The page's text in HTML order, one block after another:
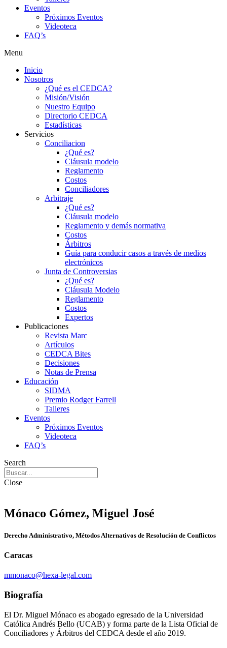
Eventos
Próximos Eventos
Videoteca
FAQ’s
Menu
Inicio
Nosotros
¿Qué es el CEDCA?
Misión/Visión
Nuestro Equipo
Directorio CEDCA
Estadísticas
Servicios
Conciliacion
¿Qué es?
Cláusula modelo
Reglamento
Costos
Conciliadores
Arbitraje
¿Qué es?
Cláusula modelo
Reglamento y demás normativa
Costos
Árbitros
Guía para conducir casos a través de medios
electrónicos
Junta de Controversias
¿Qué es?
Cláusula Modelo
Reglamento
Costos
Expertos
Publicaciones
Revista Marc
Artículos
CEDCA Bites
Decisiones
Notas de Prensa
Educación
SIDMA
Premio Rodger Farrell
Talleres
Eventos
Próximos Eventos
Videoteca
FAQ’s
Search
Close
Mónaco Gómez, Miguel José
Derecho Administrativo, Métodos Alternativos de Resolución de Conflictos
Caracas
mmonaco@hexa-legal.com
Biografía
El Dr. Miguel Mónaco es abogado egresado de la Universidad
Católica Andrés Bello (UCAB) y forma parte de la Lista Oficial de
Conciliadores y Árbitros del CEDCA desde el año 2019.